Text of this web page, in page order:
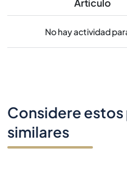
Artículo
No hay actividad
Considere
similares